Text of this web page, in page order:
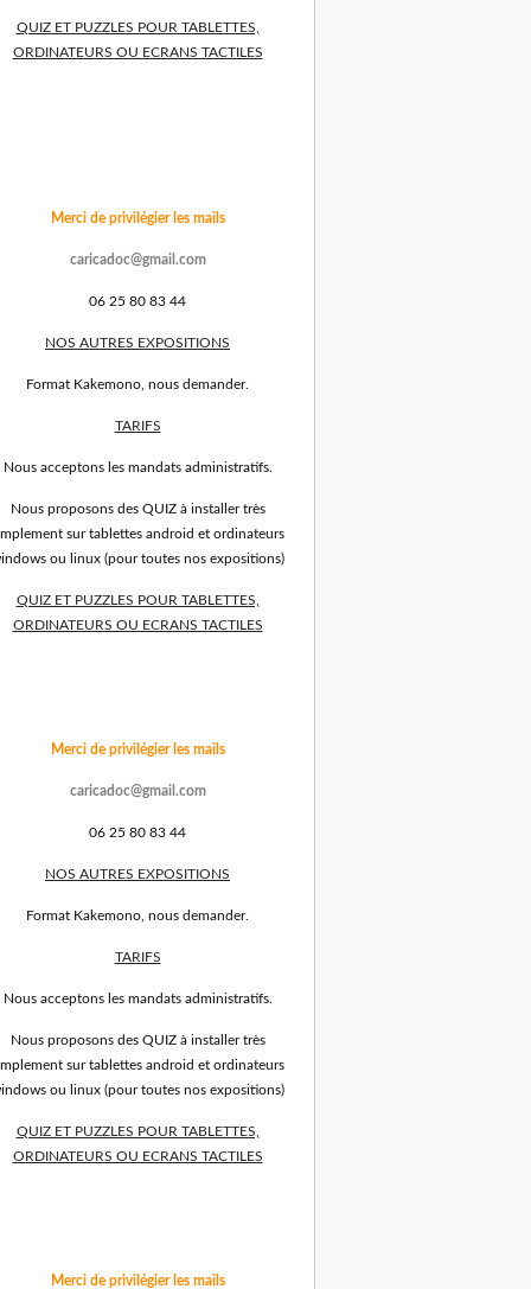
QUIZ ET PUZZLES POUR TABLETTES,
ORDINATEURS OU ECRANS TACTILES
Merci de privilégier les mails
caricadoc@gmail.com
06 25 80 83 44
NOS AUTRES EXPOSITIONS
Format Kakemono, nous demander.
TARIFS
Nous acceptons les mandats administratifs.
Nous proposons des QUIZ à installer très
sur tablettes android et ordinateurs
ou linux (pour toutes nos expositions)
QUIZ ET PUZZLES POUR TABLETTES,
ORDINATEURS OU ECRANS TACTILES
Merci de privilégier les mails
caricadoc@gmail.com
06 25 80 83 44
NOS AUTRES EXPOSITIONS
Format Kakemono, nous demander.
TARIFS
Nous acceptons les mandats administratifs.
Nous proposons des QUIZ à installer très
sur tablettes android et ordinateurs
ou linux (pour toutes nos expositions)
QUIZ ET PUZZLES POUR TABLETTES,
ORDINATEURS OU ECRANS TACTILES
Merci de privilégier les mails